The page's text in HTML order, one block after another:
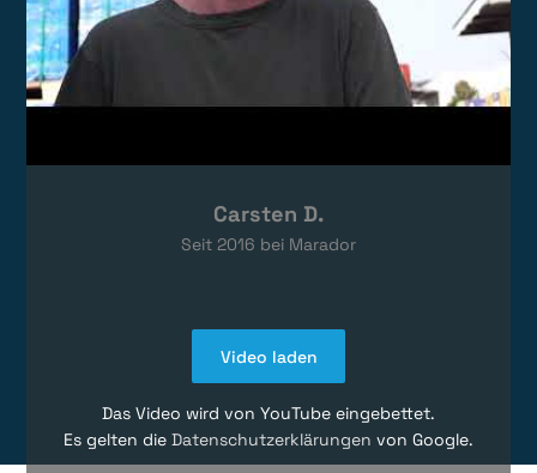
Video laden
Das Video wird von YouTube eingebettet.
Es gelten die Datenschutzerklärungen von Google.
Carsten D.
Seit 2016 bei Marador